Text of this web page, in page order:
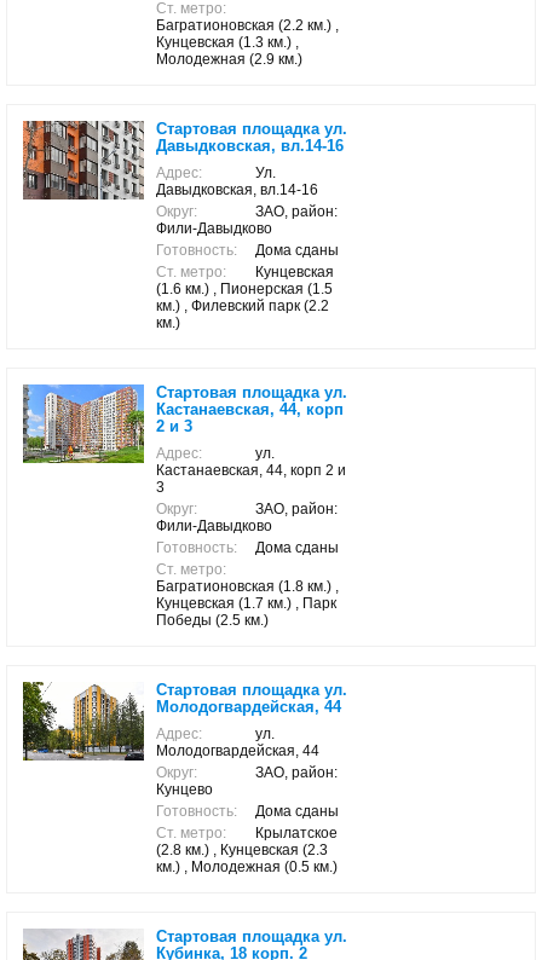
Ст. метро:
Багратионовская (2.2 км.) ,
Кунцевская (1.3 км.) ,
Молодежная (2.9 км.)
Стартовая площадка ул.
Давыдковская, вл.14-16
Адрес:
Ул.
Давыдковская, вл.14-16
Округ:
ЗАО, район:
Фили-Давыдково
Готовность:
Дома сданы
Ст. метро:
Кунцевская
(1.6 км.) , Пионерская (1.5
км.) , Филевский парк (2.2
км.)
Стартовая площадка ул.
Кастанаевская, 44, корп
2 и 3
Адрес:
ул.
Кастанаевская, 44, корп 2 и
3
Округ:
ЗАО, район:
Фили-Давыдково
Готовность:
Дома сданы
Ст. метро:
Багратионовская (1.8 км.) ,
Кунцевская (1.7 км.) , Парк
Победы (2.5 км.)
Стартовая площадка ул.
Молодогвардейская, 44
Адрес:
ул.
Молодогвардейская, 44
Округ:
ЗАО, район:
Кунцево
Готовность:
Дома сданы
Ст. метро:
Крылатское
(2.8 км.) , Кунцевская (2.3
км.) , Молодежная (0.5 км.)
Стартовая площадка ул.
Кубинка, 18 корп. 2